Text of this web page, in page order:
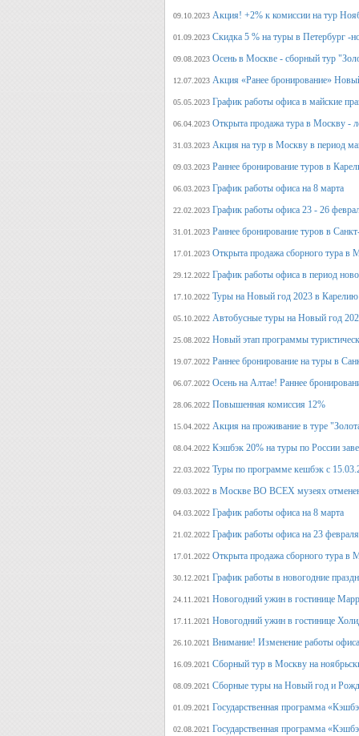
09.10.2023 Акция! +2% к комиссии на тур
01.09.2023 Скидка 5 % на туры в Петербург -
09.08.2023 Осень в Москве - сборный тур
12.07.2023 Акция «Ранее бронирование»
05.05.2023 График работы офиса в майские
06.04.2023 Открыта продажа тура в Москву -
31.03.2023 Акция на тур в Москву в период
09.03.2023 Раннее бронирование туров в
06.03.2023 График работы офиса на 8 марта
22.02.2023 График работы офиса 23 - 26
31.01.2023 Раннее бронирование туров в
17.01.2023 Открыта продажа сборного тура в
29.12.2022 График работы офиса в период
17.10.2022 Туры на Новый год 2023 в Карелию
05.10.2022 Автобусные туры на Новый год
25.08.2022 Новый этап программы
19.07.2022 Раннее бронирование на туры в
06.07.2022 Осень на Алтае! Раннее
28.06.2022 Повышенная комиссия 12%
15.04.2022 Акция на проживание в туре
08.04.2022 Кэшбэк 20% на туры по России
22.03.2022 Туры по программе кешбэк с
09.03.2022 в Москве ВО ВСЕХ музеях
04.03.2022 График работы офиса на 8 марта
21.02.2022 График работы офиса на 23 февраля
17.01.2022 Открыта продажа сборного тура в
30.12.2021 График работы в новогодние
24.11.2021 Новогодний ужин в гостинице
17.11.2021 Новогодний ужин в гостинице
26.10.2021 Внимание! Изменение работы
16.09.2021 Сборный тур в Москву на
08.09.2021 Сборные туры на Новый год и
01.09.2021 Государственная программа
02.08.2021 Государственная программа